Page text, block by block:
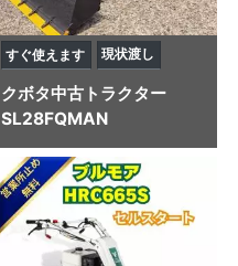
すぐ使えます 現状渡し
クボタ中古トラクター
SL28FQMAN